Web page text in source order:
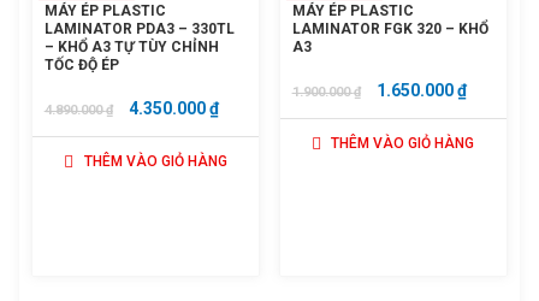
MÁY ÉP PLASTIC
LAMINATOR PDA3 – 330TL
– KHỔ A3 TỰ TÙY CHỈNH
TỐC ĐỘ ÉP
4.890.000₫
GIÁ
GỐC
LÀ:
4.350.000₫GIÁ
HIỆN
TẠI
THÊM VÀO GIỎ HÀNG
MÁY ÉP PLASTIC
LAMINATOR FGK 320 – KHỔ
A3
1.900.000₫
GIÁ
GỐC
LÀ:
1.650.000₫GIÁ
HIỆN
TẠI
THÊM VÀO GIỎ HÀNG